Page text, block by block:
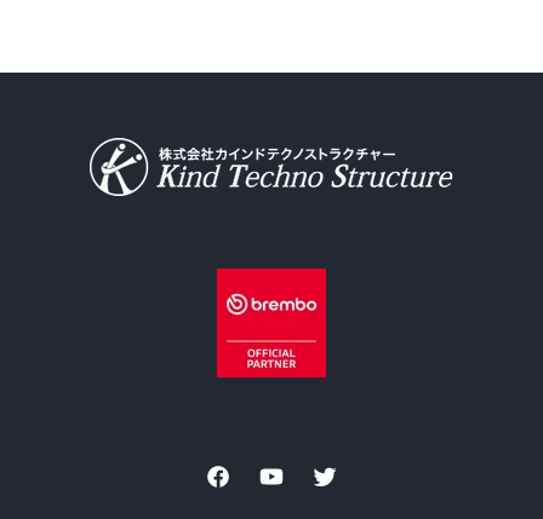
FacebookYouTubeTwitter